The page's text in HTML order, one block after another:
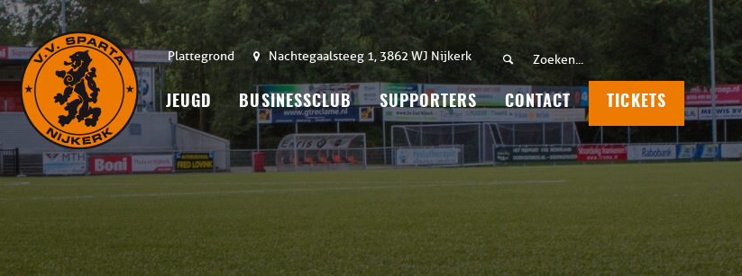
Plattegrond Nachtegaalsteeg 1, 3862 WJ Nijkerk
JEUGD BUSINESSCLUB SUPPORTERS CONTACT TICKETS